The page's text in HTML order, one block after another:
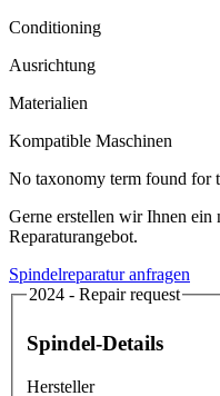
Conditioning
Ausrichtung
Materialien
Kompatible Maschinen
No taxonomy term found for
Gerne erstellen wir Ihnen ein
Reparaturangebot.
Spindelreparatur anfragen
2024 - Repair request
Spindel-Details
Hersteller